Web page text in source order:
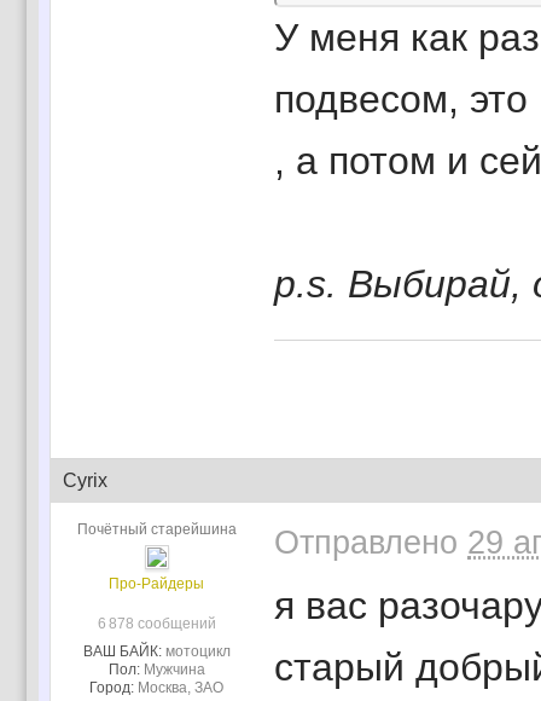
У меня как
подвесом,
, а потом и
p.s. Выбирай,
Cyrix
Почётный старейшина
Про-Райдеры
6 878 сообщений
ВАШ БАЙК: мотоцикл
Пол: Мужчина
Город: Москва, ЗАО
Отправлено 29
я вас
старый